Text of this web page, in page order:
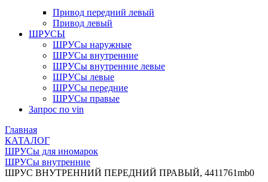
Привод передний левый
Привод левый
ШРУСЫ
ШРУСы наружные
ШРУСы внутренние
ШРУСы внутренние левые
ШРУСы левые
ШРУСы передние
ШРУСы правые
Запрос по vin
Главная
КАТАЛОГ
ШРУСы для иномарок
ШРУСы внутренние
ШРУС ВНУТРЕННИЙ ПЕРЕДНИЙ ПРАВЫЙ, 4411761mb0